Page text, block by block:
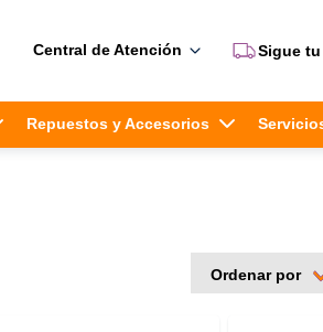
Central de Atención Sigue
Repuestos y Accesorios